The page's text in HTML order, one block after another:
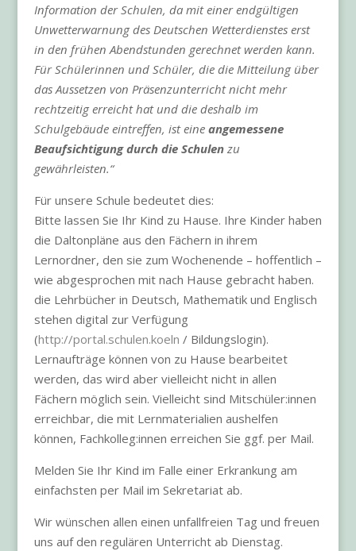
Information der Schulen, da mit einer endgültigen
Unwetterwarnung des Deutschen Wetterdienstes erst
in den frühen Abendstunden gerechnet werden kann.
Für Schülerinnen und Schüler, die die Mitteilung über
das Aussetzen von Präsenzunterricht nicht mehr
rechtzeitig erreicht hat und die deshalb im
Schulgebäude eintreffen, ist eine angemessene
Beaufsichtigung durch die Schulenzu
gewährleisten.“
Für unsere Schule bedeutet dies:
Bitte lassen Sie Ihr Kind zu Hause. Ihre Kinder haben
die Daltonpläne aus den Fächern in ihrem
Lernordner, den sie zum Wochenende – hoffentlich –
wie abgesprochen mit nach Hause gebracht haben.
die Lehrbücher in Deutsch, Mathematik und Englisch
stehen digital zur Verfügung
(http://portal.schulen.koeln / Bildungslogin).
Lernaufträge können von zu Hause bearbeitet
werden, das wird aber vielleicht nicht in allen
Fächern möglich sein. Vielleicht sind Mitschüler:innen
erreichbar, die mit Lernmaterialien aushelfen
können, Fachkolleg:innen erreichen Sie ggf. per Mail.
Melden Sie Ihr Kind im Falle einer Erkrankung am
einfachsten per Mail im Sekretariat ab.
Wir wünschen allen einen unfallfreien Tag und freuen
uns auf den regulären Unterricht ab Dienstag.